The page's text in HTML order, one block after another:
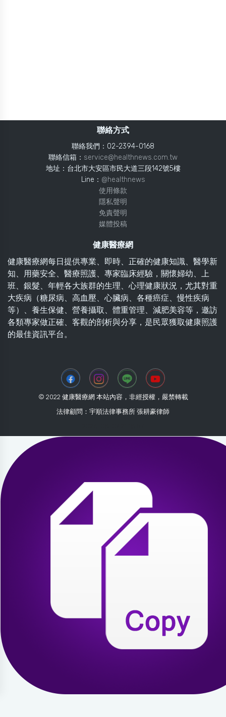
聯絡方式
聯絡我們：02-2394-0168
聯絡信箱： service@healthnews.com.tw
地址：台北市大安區市民大道三段142號5樓
Line： @healthnews
使用條款
隱私聲明
免責聲明
媒體投稿
健康醫療網
健康醫療網每日提供專業、即時、正確的健康知識、醫學新
知、用藥安全、醫療照護、專家臨床經驗，關懷婦幼、上
班、銀髮、年輕各大族群的生理、心理健康狀況，尤其對重
大疾病（糖尿病、高血壓、心臟病、各種癌症、慢性疾病
等）、養生保健、營養攝取、體重管理、減肥美容等，邀訪
各類專家做正確、客觀的剖析與分享，是民眾獲取健康照護
的最佳資訊平台。
© 2022 健康醫療網 本站內容，非經授權，嚴禁轉載
法律顧問：宇順法律事務所 張耕豪律師